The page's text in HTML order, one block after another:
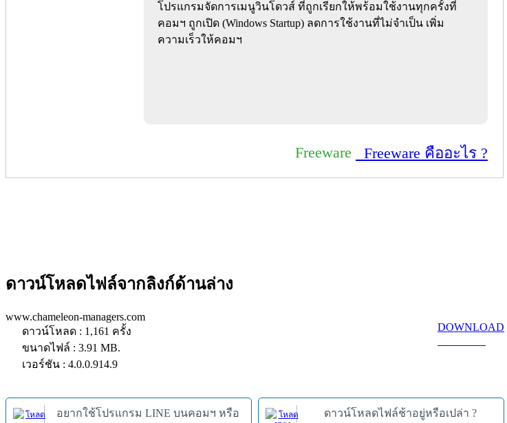
โปรแกรมจัดการเมนูวินโดวส์ ที่ถูกเรียกให้พร้อมใช้งานทุกครั้งที่
คอมฯ ถูกเปิด (Windows Startup) ลดการใช้งานที่ไม่จำเป็น เพิ่ม
ความเร็วให้คอมฯ
Freeware Freeware คืออะไร ?
ดาวน์โหลดไฟล์จากลิงก์ด้านล่าง
www.chameleon-managers.com
ดาวน์โหลด : 1,161 ครั้ง
ขนาดไฟล์ : 3.91 MB.
เวอร์ชัน : 4.0.0.914.9
DOWNLOAD
อยากใช้โปรแกรม LINE บนคอมฯ หรือ
ดาวน์โหลดไฟล์ช้าอยู่หรือเปล่า ?